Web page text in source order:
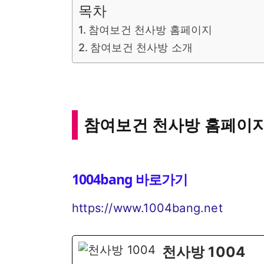
목차
참여보건 천사방 홈페이지
참여보건 천사방 소개
참여보건 천사방 홈페이
1004bang 바로가기
https://www.1004bang.net
천사방 1004